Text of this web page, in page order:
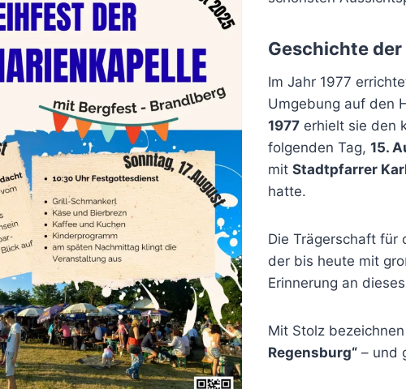
Geschichte der
Im Jahr 1977
Umgebung auf den
1977 erhielt sie den
folgenden Tag, 15.
mit Stadtpfarrer
hatte.
Die Trägerschaft für
der bis heute mit
Erinnerung an
Mit Stolz
Regensburg“ – und